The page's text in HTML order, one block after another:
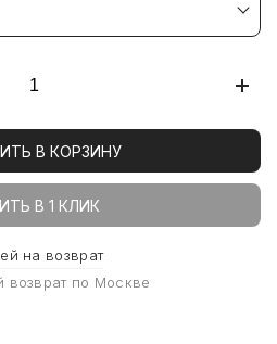
В КОРЗИНУ
В 1 КЛИК
на возврат
возврат по Москве